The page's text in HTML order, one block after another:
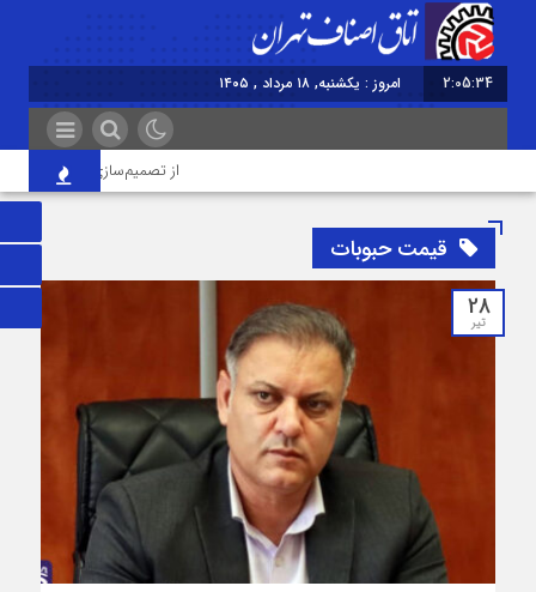
2:05:35 برابر با : Sunday - 9 August - 2026
از تصمیم‌سازی تا نظارت؛ اصناف
قیمت حبوبات
28
تیر